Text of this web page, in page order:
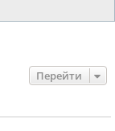
Перейти